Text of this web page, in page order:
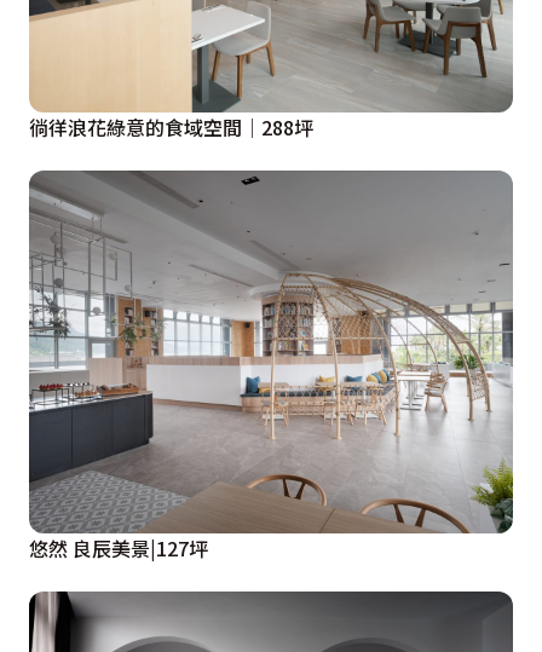
徜徉浪花綠意的食域空間│288坪
悠然 良辰美景|127坪